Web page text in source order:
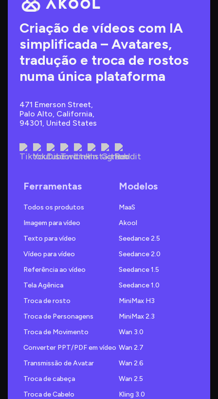
Criação de vídeos com IA
simplificada – Avatares,
tradução e troca de rostos
numa única plataforma
471 Emerson Street,
Palo Alto, California,
94301, United States
Ferramentas
Todos os produtos
Imagem para vídeo
Texto para vídeo
Vídeo para vídeo
Referência ao vídeo
Tela Agênica
Troca de rosto
Troca de Personagens
Troca de Movimento
Converter PPT/PDF em vídeo
Transmissão de Avatar
Troca de cabeça
Troca de Cabelo
Modelos
MaaS
Akool
Seedance 2.5
Seedance 2.0
Seedance 1.5
Seedance 1.0
MiniMax H3
MiniMax 2.3
Wan 3.0
Wan 2.7
Wan 2.6
Wan 2.5
Kling 3.0